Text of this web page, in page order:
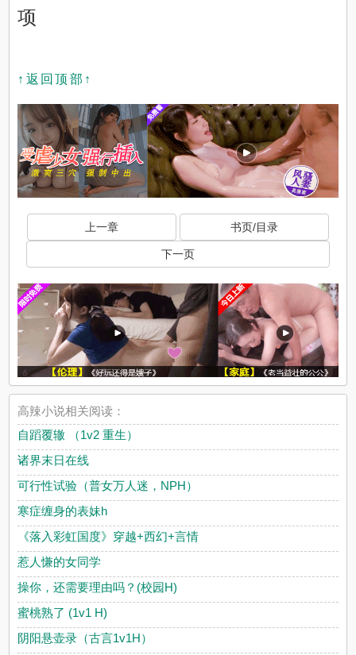
项
↑返回顶部↑
上一章 书页/目录
下一页
高辣小说相关阅读：
自蹈覆辙 （1v2 重生）
诸界末日在线
可行性试验（普女万人迷，NPH）
寒症缠身的表妹h
《落入彩虹国度》穿越+西幻+言情
惹人慊的女同学
操你，还需要理由吗？(校园H)
蜜桃熟了 (1v1 H)
阴阳悬壶录（古言1v1H）